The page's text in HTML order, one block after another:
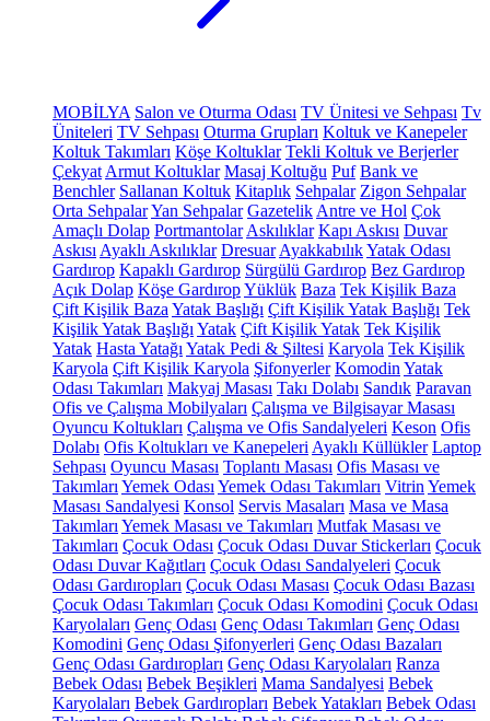
MOBİLYA Salon ve Oturma Odası TV Ünitesi ve Sehpası Tv
Üniteleri TV Sehpası Oturma Grupları Koltuk ve Kanepeler
Koltuk Takımları Köşe Koltuklar Tekli Koltuk ve Berjerler
Çekyat Armut Koltuklar Masaj Koltuğu Puf Bank ve
Benchler Sallanan Koltuk Kitaplık Sehpalar Zigon Sehpalar
Orta SehpalarYan Sehpalar Gazetelik Antre ve Hol Çok
Amaçlı Dolap Portmantolar Askılıklar Kapı Askısı Duvar
Askısı Ayaklı Askılıklar Dresuar AyakkabılıkYatak Odası
Gardırop Kapaklı Gardırop Sürgülü Gardırop Bez Gardırop
Açık Dolap Köşe GardıropYüklük Baza Tek Kişilik Baza
Çift Kişilik Baza Yatak Başlığı Çift Kişilik Yatak Başlığı Tek
Kişilik Yatak Başlığı Yatak Çift Kişilik Yatak Tek Kişilik
Yatak Hasta Yatağı Yatak Pedi & Şiltesi Karyola Tek Kişilik
Karyola Çift Kişilik Karyola Şifonyerler Komodin Yatak
Odası Takımları Makyaj Masası Takı Dolabı Sandık Paravan
Ofis ve Çalışma Mobilyaları Çalışma ve Bilgisayar Masası
Oyuncu Koltukları Çalışma ve Ofis Sandalyeleri Keson Ofis
Dolabı Ofis Koltukları ve Kanepeleri Ayaklı Küllükler Laptop
Sehpası Oyuncu Masası Toplantı Masası Ofis Masası ve
Takımları Yemek Odası Yemek Odası Takımları Vitrin Yemek
Masası Sandalyesi Konsol Servis Masaları Masa ve Masa
Takımları Yemek Masası ve Takımları Mutfak Masası ve
Takımları Çocuk Odası Çocuk Odası Duvar Stickerları Çocuk
Odası Duvar Kağıtları Çocuk Odası Sandalyeleri Çocuk
Odası Gardıropları Çocuk Odası Masası Çocuk Odası Bazası
Çocuk Odası Takımları Çocuk Odası Komodini Çocuk Odası
Karyolaları Genç Odası Genç Odası Takımları Genç Odası
Komodini Genç Odası Şifonyerleri Genç Odası Bazaları
Genç Odası Gardıropları Genç Odası Karyolaları Ranza
Bebek Odası Bebek Beşikleri Mama Sandalyesi Bebek
Karyolaları Bebek Gardıropları Bebek Yatakları Bebek Odası